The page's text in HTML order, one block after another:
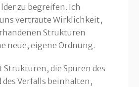
zu begreifen. Ich
vertraute Wirklichkeit,
Strukturen
neue, eigene Ordnung.
Strukturen, die Spuren des
des Verfalls beinhalten,